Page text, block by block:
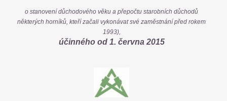
o stanovení důchodového věku a přepočtu starobních důchodů
některých horníků, kteří začali vykonávat své zaměstnání před rokem
1993),
účinného od 1. června 2015